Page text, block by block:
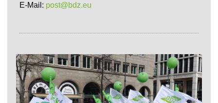
E-Mail: post@bdz.eu